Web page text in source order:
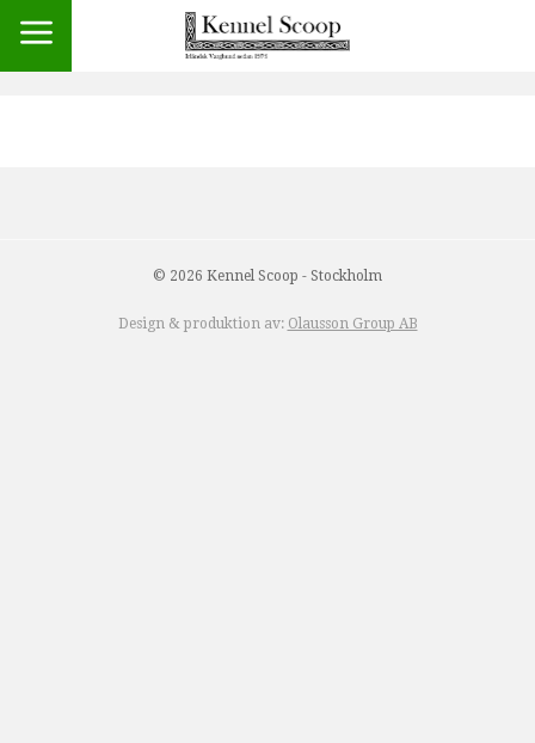
© 2026 Kennel Scoop - Stockholm
Design & produktion av: Olausson Group AB